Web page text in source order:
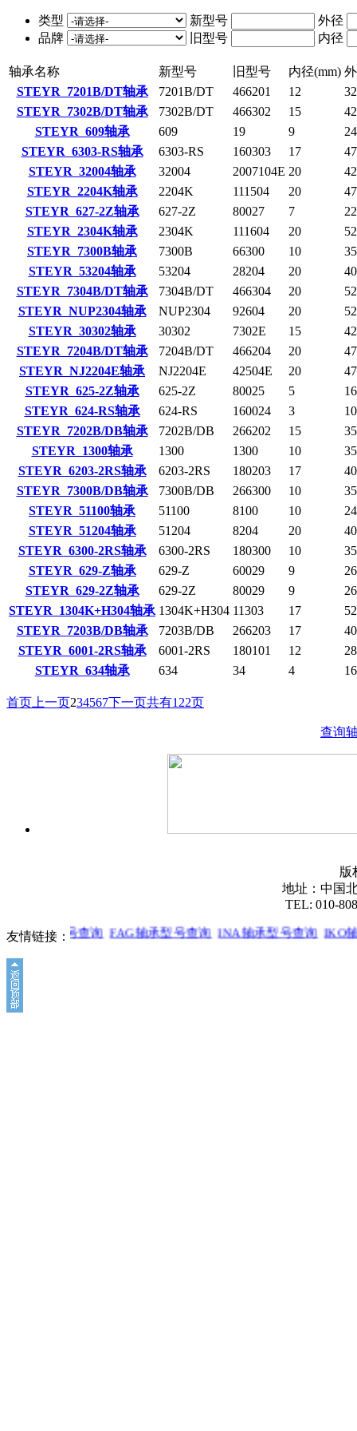
类型 新型号
外径
品牌
旧型号 内径
轴承名称 新型号 旧型号 内径(mm)
STEYR 7201B/DT轴承
7201B/DT 466201 12
32
STEYR 7302B/DT轴承
7302B/DT 466302 15
42
STEYR 609轴承
609 19 9
24
STEYR 6303-RS轴承
6303-RS 160303 17
47
STEYR 32004轴承
32004 2007104E 20
42
STEYR 2204K轴承
2204K 111504 20
47
STEYR 627-2Z轴承
627-2Z 80027 7
22
STEYR 2304K轴承
2304K 111604 20
52
STEYR 7300B轴承
7300B 66300 10
35
STEYR 53204轴承
53204 28204 20
40
STEYR 7304B/DT轴承
7304B/DT 466304 20
52
STEYR NUP2304轴承
NUP2304 92604 20
52
STEYR 30302轴承
30302 7302E 15
42
STEYR 7204B/DT轴承
7204B/DT 466204 20
47
STEYR NJ2204E轴承
NJ2204E 42504E 20
47
STEYR 625-2Z轴承
625-2Z 80025 5
16
STEYR 624-RS轴承
624-RS 160024 3
10
STEYR 7202B/DB轴承
7202B/DB 266202 15
35
STEYR 1300轴承
1300 1300 10
35
STEYR 6203-2RS轴承
6203-2RS 180203 17
40
STEYR 7300B/DB轴承
7300B/DB 266300 10
35
STEYR 51100轴承
51100 8100 10
24
STEYR 51204轴承
51204 8204 20
40
STEYR 6300-2RS轴承
6300-2RS 180300 10
35
STEYR 629-Z轴承
629-Z 60029 9
26
STEYR 629-2Z轴承
629-2Z 80029 9
26
STEYR 1304K+H304轴承 1304K+H304 11303 17
52
STEYR 7203B/DB轴承
7203B/DB 266203 17
40
STEYR 6001-2RS轴承
6001-2RS 180101 12
28
STEYR 634轴承
634 34 4 16
首页 上一页234567下一页共有122页
查询
版
地址：中国
TEL: 010-
友情链接：
轴承型号查询 FAG轴承型号查询 INA轴承型号查询 IKO